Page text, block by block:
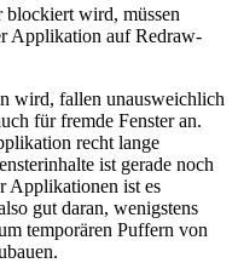
wird, müssen
Applikation auf Redraw-
wird, fallen unausweichlich
für fremde Fenster an.
recht lange
ist gerade noch
Applikationen ist es
gut daran, wenigstens
temporären Puffern von